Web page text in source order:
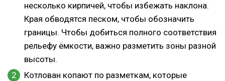
несколько кирпичей, чтобы избежать наклона.
Края обводятся песком, чтобы обозначить
границы. Чтобы добиться полного соответствия
рельефу ёмкости, важно разметить зоны разной
высоты.
Котлован копают по разметкам, которые